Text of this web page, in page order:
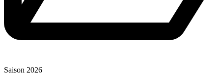
Saison 2026